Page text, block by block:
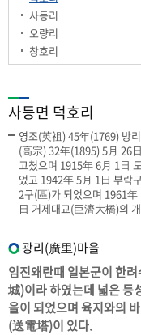
사등리
오량리
창호리
사등면 덕호리
영조(英祖) 45年(1769) 방
(高宗) 32年(1895) 5月 26
고쳤으며 1915年 6月 1日
었고 1942年 5月 1日 부락
2구(區)가 되었으며 1961
日 거제대교(巨濟大橋)의
광리(廣里)마을
임진왜란때 일본군이 한
城)이라 하였는데 넓은 등
을이 되었으며 육지와의
(送電塔)이 있다.